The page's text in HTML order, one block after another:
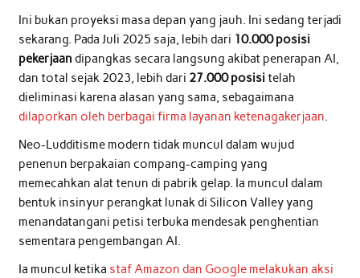
Ini bukan proyeksi masa depan yang jauh. Ini sedang terjadi
sekarang. Pada Juli 2025 saja, lebih dari 10.000 posisi
pekerjaan dipangkas secara langsung akibat penerapan AI,
dan total sejak 2023, lebih dari 27.000 posisi telah
dieliminasi karena alasan yang sama, sebagaimana
dilaporkan oleh berbagai firma layanan ketenagakerjaan.
Neo-Ludditisme modern tidak muncul dalam wujud
penenun berpakaian compang-camping yang
memecahkan alat tenun di pabrik gelap. Ia muncul dalam
bentuk insinyur perangkat lunak di Silicon Valley yang
menandatangani petisi terbuka mendesak penghentian
sementara pengembangan AI.
Ia muncul ketika staf Amazon dan Google melakukan aksi